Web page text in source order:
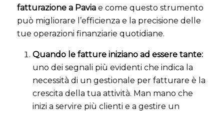
fatturazione a Paviae come questo strumento
può migliorare l’efficienza e la precisione delle
tue operazioni finanziarie quotidiane.
Quando le fatture iniziano ad essere tante:
uno dei segnali più evidenti che indica la
necessità di un gestionale per fatturare è la
crescita della tua attività. Man mano che
inizi a servire più clienti e a gestire un